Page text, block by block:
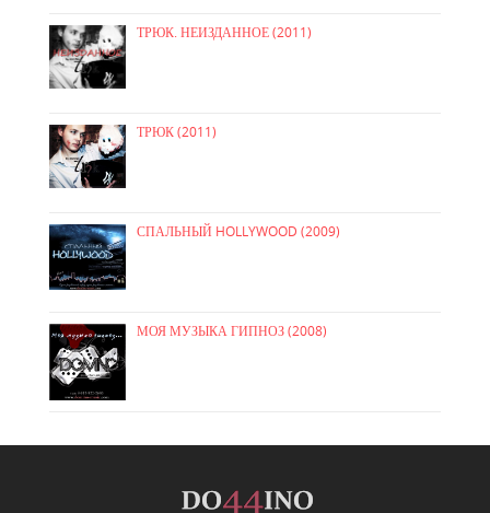
ТРЮК. НЕИЗДАННОЕ (2011)
ТРЮК (2011)
СПАЛЬНЫЙ HOLLYWOOD (2009)
МОЯ МУЗЫКА ГИПНОЗ (2008)